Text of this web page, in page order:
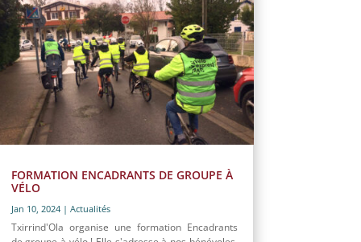
FORMATION ENCADRANTS DE GROUPE À
VÉLO
Jan 10, 2024| Actualités
Txirrind'Ola organise une formation Encadrants